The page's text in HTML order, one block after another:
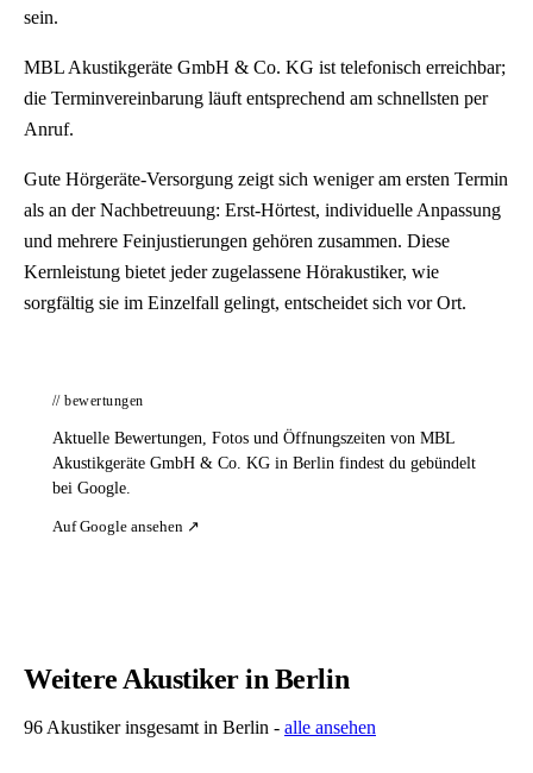
sein.
MBL Akustikgeräte GmbH & Co. KG ist telefonisch erreichbar;
die Terminvereinbarung läuft entsprechend am schnellsten per
Anruf.
Gute Hörgeräte-Versorgung zeigt sich weniger am ersten Termin
als an der Nachbetreuung: Erst-Hörtest, individuelle Anpassung
und mehrere Feinjustierungen gehören zusammen. Diese
Kernleistung bietet jeder zugelassene Hörakustiker, wie
sorgfältig sie im Einzelfall gelingt, entscheidet sich vor Ort.
// bewertungen
Aktuelle Bewertungen, Fotos und Öffnungszeiten von MBL
Akustikgeräte GmbH & Co. KG in Berlin findest du gebündelt
bei Google.
Auf Google ansehen ↗
Weitere Akustiker in Berlin
96 Akustiker insgesamt in Berlin - alle ansehen